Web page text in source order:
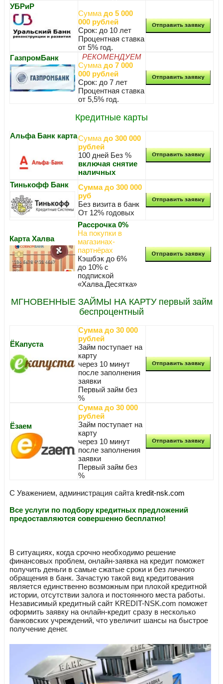
УБРиР
Сумма до 5 000
000 рублей
Срок: до 10 лет
Процентная ставка
от 5% год.
ГазпромБанк
РЕКОМЕНДУЕМ
Сумма до 7 000
000 рублей
Срок: до 7 лет
Процентная ставка
от 5,5% год.
Кредитные карты
Альфа Банк картаСумма до 300 000
рублей
100 дней Без %
включая снятие
наличных
Тинькофф Банк
Сумма до 300 000
руб
Без визита в банк
От 12% годовых
Карта Халва
Рассрочка 0%
На покупки в
магазинах-
партнёрах
Кэшбэк до 6%
до 10% с
подпиской
«Халва.Десятка»
МГНОВЕННЫЕ ЗАЙМЫ НА КАРТУ первый займ
беспроцентный
ЁКапуста
Сумма до 30 000
рублей
Займ поступает на
карту
через 10 минут
после заполнения
заявки
Первый займ без
%
Ёзаем
Сумма до 30 000
рублей
Займ поступает на
карту
через 10 минут
после заполнения
заявки
Первый займ без
%
С Уважением, администрация сайта kredit-nsk.com
Все услуги по подбору кредитных предложений
предоставляются совершенно бесплатно!
В ситуациях, когда срочно необходимо решение
финансовых проблем, онлайн-заявка на кредит поможет
получить деньги в самые сжатые сроки и без личного
обращения в банк. Зачастую такой вид кредитования
является единственно возможным при плохой кредитной
истории, отсутствии залога и постоянного места работы.
Независимый кредитный сайт KREDIT-NSK.com поможет
оформить заявку на онлайн-кредит сразу в несколько
банковских учреждений, что увеличит шансы на быстрое
получение денег.